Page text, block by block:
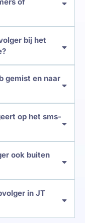
bij het
gemist en naar
op het sms-
ook buiten
in JT